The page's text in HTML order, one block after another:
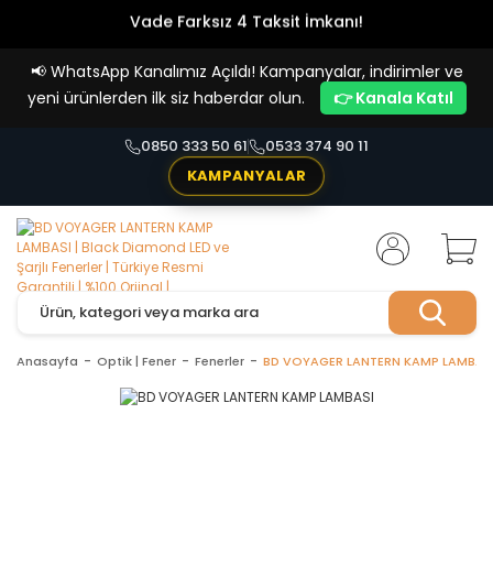
Vade Farksız 4 Taksit İmkanı!
📢 WhatsApp Kanalımız Açıldı! Kampanyalar, indirimler ve
yeni ürünlerden ilk siz haberdar olun.
👉 Kanala Katıl
0850 333 50 61
0533 374 90 11
KAMPANYALAR
Anasayfa Optik | Fener Fenerler BD VOYAGER LANTERN KAMP